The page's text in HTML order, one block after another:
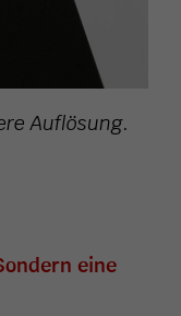
Auflösung.
eine